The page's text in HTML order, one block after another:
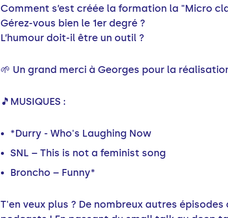
Comment s’est créée la formation la "Micro
Gérez-vous bien le 1er degré ?
L’humour doit-il être un outil ?
🌱 Un grand merci à Georges pour la
🎵MUSIQUES :
*Durry - Who's Laughing Now
SNL – This is not a feminist song
Broncho – Funny*
T'en veux plus ? De nombreux autres